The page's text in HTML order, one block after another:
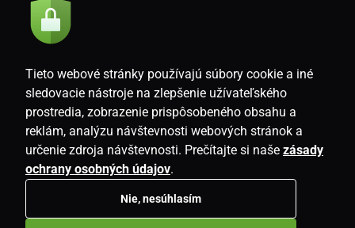
Súhlasím so
SK
Tieto webové stránky používajú súbory cookie a iné
sledovacie nástroje na zlepšenie užívateľského
prostredia, zobrazenie prispôsobeného obsahu a
reklám, analýzu návštevnosti webových stránok a
určenie zdroja návštevnosti. Prečítajte si naše zásady
ochrany osobných údajov.
Nie, nesúhlasím